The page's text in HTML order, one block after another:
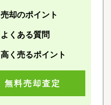
売却のポイント
よくある質問
高く売るポイント
無料売却査定